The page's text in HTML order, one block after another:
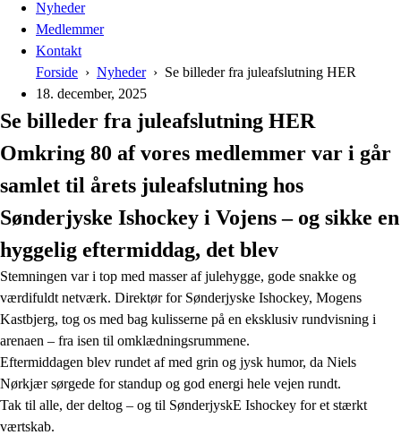
Nyheder
Medlemmer
Kontakt
Forside
Nyheder
Se billeder fra juleafslutning HER
18. december, 2025
Se billeder fra juleafslutning HER
Omkring 80 af vores medlemmer var i går
samlet til årets juleafslutning hos
Sønderjyske Ishockey i Vojens – og sikke en
hyggelig eftermiddag, det blev
Stemningen var i top med masser af julehygge, gode snakke og
værdifuldt netværk. Direktør for Sønderjyske Ishockey, Mogens
Kastbjerg, tog os med bag kulisserne på en eksklusiv rundvisning i
arenaen – fra isen til omklædningsrummene.
Eftermiddagen blev rundet af med grin og jysk humor, da Niels
Nørkjær sørgede for standup og god energi hele vejen rundt.
Tak til alle, der deltog – og til SønderjyskE Ishockey for et stærkt
værtskab.